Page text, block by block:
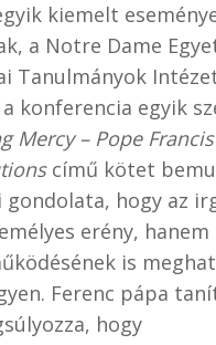
kiemelt
a Notre Dame
Tanulmányok
konferencia egyik
Mercy – Pope
című kötet
hogy az
erény, hanem
is
Ferenc pápa
hogy